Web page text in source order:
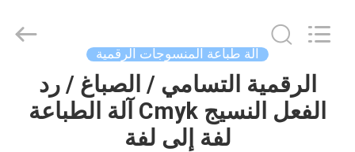
منزل
Supplier
آلة طباعة المنسوجات الرقمية
الرقمية التسامي / الصباغ / رد
الفعل النسيج Cmyk آلة الطباعة
لفة إلى لفة